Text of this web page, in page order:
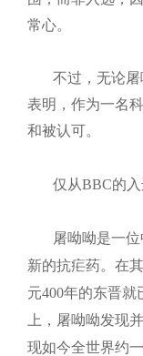
常心。
不过，无论
表明，作为一名
和被认可。
仅从BBC的
屠呦呦是一
新的抗疟药。在
元400年的东晋就
上，屠呦呦发现
现如今全世界约